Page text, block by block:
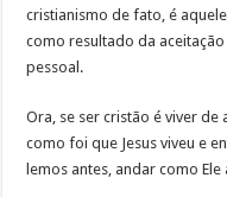
cristianismo de fato, é
como resultado da
pessoal.
Ora, se ser cristão é viver de
como foi que Jesus viveu e
lemos antes, andar como Ele